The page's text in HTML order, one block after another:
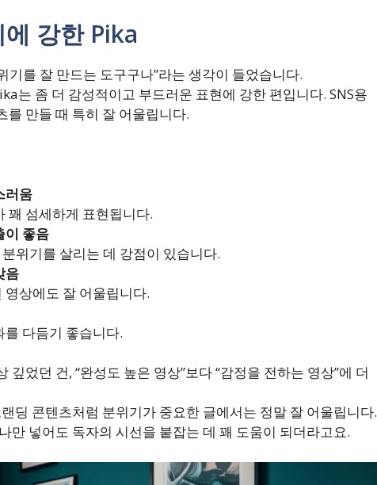
강한 Pika
기를 잘 만드는 도구구나”라는 생각이 들었습니다.
는 좀 더 감성적이고 부드러운 표현에 강한 편입니다. SNS용
를 만들 때 특히 잘 어울립니다.
러움
꽤 섬세하게 표현됩니다.
이 좋음
위기를 살리는 데 강점이 있습니다.
음
상에도 잘 어울립니다.
다듬기 좋습니다.
었던 건, “완성도 높은 영상”보다 “감정을 전하는 영상”에 더
딩 콘텐츠처럼 분위기가 중요한 글에서는 정말 잘 어울립니다.
만 넣어도 독자의 시선을 붙잡는 데 꽤 도움이 되더라고요.